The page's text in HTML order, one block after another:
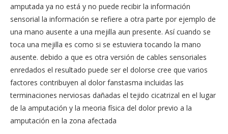
amputada ya no está y no puede recibir la información
sensorial la información se refiere a otra parte por ejemplo de
una mano ausente a una mejilla aun presente. Así cuando se
toca una mejilla es como si se estuviera tocando la mano
ausente. debido a que es otra versión de cables sensoriales
enredados el resultado puede ser el dolorse cree que varios
factores contribuyen al dolor fanstasma incluidas las
terminaciones nerviosas dañadas el tejido cicatrizal en el lugar
de la amputación y la meoria física del dolor previo a la
amputación en la zona afectada